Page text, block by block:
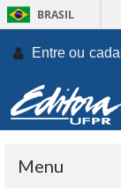
BRASIL
Entre ou
Menu